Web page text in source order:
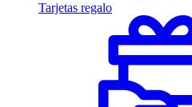
Tarjetas regalo